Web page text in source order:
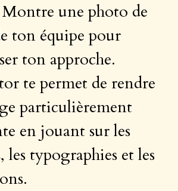
une photo de
ton équipe pour
ton approche.
te permet de rendre
particulièrement
en jouant sur les
les typographies et les